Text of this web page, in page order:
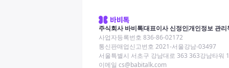
주식회사 바비톡대표이사 신정인개인정보 관리
사업자등록번호 836-86-02172
통신판매업신고번호 2021-서울강남-03497
서울특별시 서초구 강남대로 363 363강남타워
이메일 cs@babitalk.com